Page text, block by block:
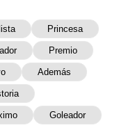
Princesa
Premio
Además
Goleador